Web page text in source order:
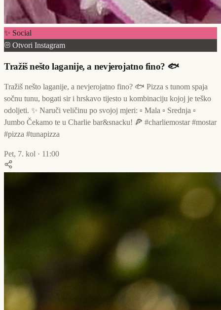
✨ Social
Otvori Instagram
Tražiš nešto laganije, a nevjerojatno fino? 🐟
Tražiš nešto laganije, a nevjerojatno fino? 🐟 Pizza s tunom spaja
sočnu tunu, bogati sir i hrskavo tijesto u kombinaciju kojoj je teško
odoljeti. ✨ Naruči veličinu po svojoj mjeri: ▫️ Mala ▫️ Srednja ▫️
Jumbo Čekamo te u Charlie bar&snacku! 🍕 #charliemostar #mostar
#pizza #tunapizza
Pet, 7. kol · 11:00